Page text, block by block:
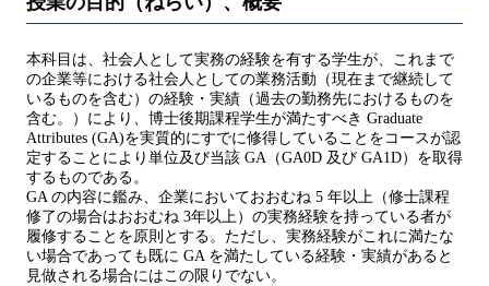
本科目は、社会人として実務の経験を有する学生が、これまで
の企業等における社会人としての業務活動（現在まで継続して
いるものを含む）の経験・実績（過去の勤務先におけるものを
含む。）により、博士後期課程学生が満たすべき Graduate
Attributes (GA)を実質的にすでに修得していることをコースが認
定することにより単位及び当該 GA（GA0D 及び GA1D）を取得
するものである。
GA の内容に鑑み、企業においておおむね 5 年以上（修士課程
修了の場合はおおむね 3年以上）の実務経験を持っている者が
履修することを原則とする。ただし、実務経験がこれに満たな
い場合であっても既に GA を満たしている経験・実績があると
見做される場合にはこの限りでない。